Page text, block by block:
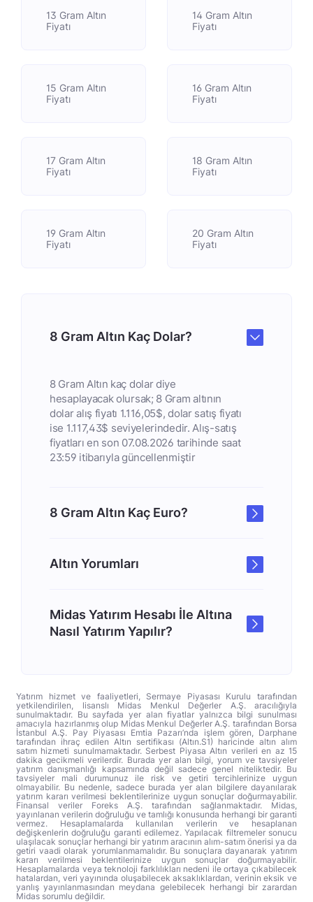
13 Gram Altın
Fiyatı
14 Gram Altın
Fiyatı
15 Gram Altın
Fiyatı
16 Gram Altın
Fiyatı
17 Gram Altın
Fiyatı
18 Gram Altın
Fiyatı
19 Gram Altın
Fiyatı
20 Gram Altın
Fiyatı
8 Gram Altın Kaç Dolar?
8 Gram Altın kaç dolar diye
hesaplayacak olursak; 8 Gram altının
dolar alış fiyatı 1.116,05$, dolar satış fiyatı
ise 1.117,43$ seviyelerindedir. Alış-satış
fiyatları en son 07.08.2026 tarihinde saat
23:59 itibarıyla güncellenmiştir
8 Gram Altın Kaç Euro?
Altın Yorumları
Midas Yatırım Hesabı İle Altına
Nasıl Yatırım Yapılır?
Yatırım hizmet ve faaliyetleri, Sermaye Piyasası Kurulu tarafından
yetkilendirilen, lisanslı Midas Menkul Değerler A.Ş. aracılığıyla
sunulmaktadır. Bu sayfada yer alan fiyatlar yalnızca bilgi sunulması
amacıyla hazırlanmış olup Midas Menkul Değerler A.Ş. tarafından Borsa
İstanbul A.Ş. Pay Piyasası Emtia Pazarı’nda işlem gören, Darphane
tarafından ihraç edilen Altın sertifikası (Altın.S1) haricinde altın alım
satım hizmeti sunulmamaktadır. Serbest Piyasa Altın verileri en az 15
dakika gecikmeli verilerdir. Burada yer alan bilgi, yorum ve tavsiyeler
yatırım danışmanlığı kapsamında değil sadece genel niteliktedir. Bu
tavsiyeler mali durumunuz ile risk ve getiri tercihlerinize uygun
olmayabilir. Bu nedenle, sadece burada yer alan bilgilere dayanılarak
yatırım kararı verilmesi beklentilerinize uygun sonuçlar doğurmayabilir.
Finansal veriler Foreks A.Ş. tarafından sağlanmaktadır. Midas,
yayınlanan verilerin doğruluğu ve tamlığı konusunda herhangi bir garanti
vermez. Hesaplamalarda kullanılan verilerin ve hesaplanan
değişkenlerin doğruluğu garanti edilemez. Yapılacak filtremeler sonucu
ulaşılacak sonuçlar herhangi bir yatırım aracının alım-satım önerisi ya da
getiri vaadi olarak yorumlanmamalıdır. Bu sonuçlara dayanarak yatırım
kararı verilmesi beklentilerinize uygun sonuçlar doğurmayabilir.
Hesaplamalarda veya teknoloji farklılıkları nedeni ile ortaya çıkabilecek
hatalardan, veri yayınında oluşabilecek aksaklıklardan, verinin eksik ve
yanlış yayınlanmasından meydana gelebilecek herhangi bir zarardan
Midas sorumlu değildir.